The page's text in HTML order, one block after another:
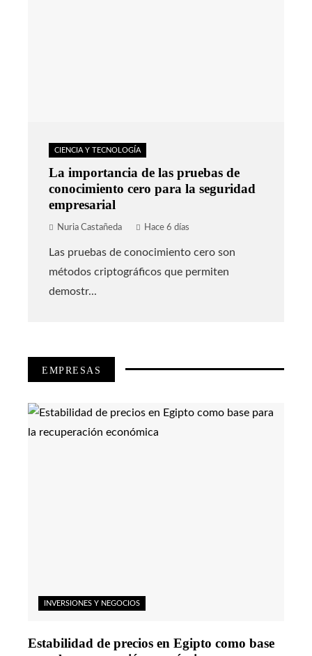
CIENCIA Y TECNOLOGÍA
La importancia de las pruebas de
conocimiento cero para la seguridad
empresarial
Nuria Castañeda Hace 6 días
Las pruebas de conocimiento cero son
métodos criptográficos que permiten
demostr...
EMPRESAS
INVERSIONES Y NEGOCIOS
Estabilidad de precios en Egipto como base